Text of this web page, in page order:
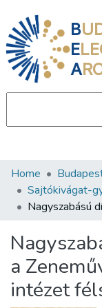
B
E
A
Communities &
All of DSpace
About us
Home
Sajtókivágat-
a
intézet